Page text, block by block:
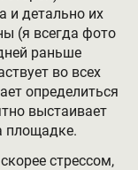
и детально их
(я всегда фото
раньше
во всех
определиться
выстаивает
площадке.
стрессом,